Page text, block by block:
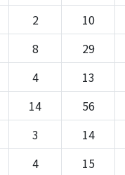
2 10
8 29
4 13
14 56
3 14
4 15